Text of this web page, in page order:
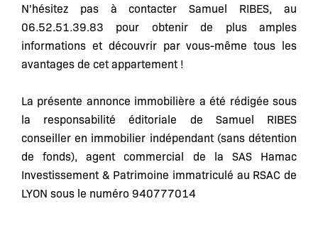
N'hésitez pas à contacter Samuel RIBES, au
06.52.51.39.83 pour obtenir de plus amples
informations et découvrir par vous-même tous les
avantages de cet appartement !
La présente annonce immobilière a été rédigée sous
la responsabilité éditoriale de Samuel RIBES
conseiller en immobilier indépendant (sans détention
de fonds), agent commercial de la SAS Hamac
Investissement & Patrimoine immatriculé au RSAC de
LYON sous le numéro 940777014